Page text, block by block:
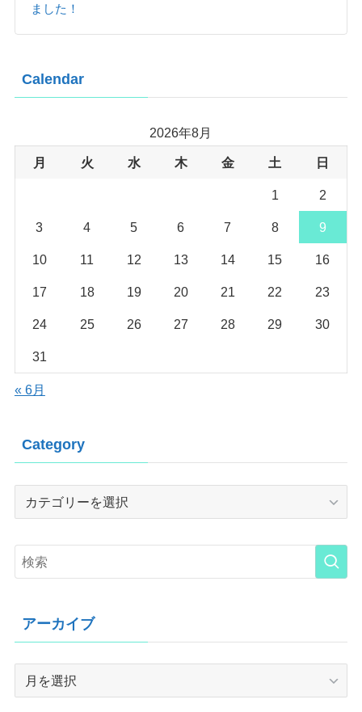
ました！
Calendar
2026年8月
月 火 水 木 金 土 日
1 2
3 4 5 6 7 8 9
10 11 12 13 14 15 16
17 18 19 20 21 22 23
24 25 26 27 28 29 30
31
« 6月
Category
Category
アーカイブ